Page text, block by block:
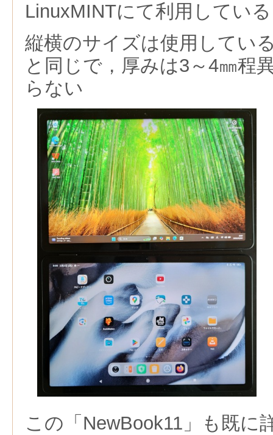
LinuxMINTにて利用してい
縦横のサイズは使用してい
と同じで，厚みは3～4㎜程
らない
この「 NewBook11 」も既に